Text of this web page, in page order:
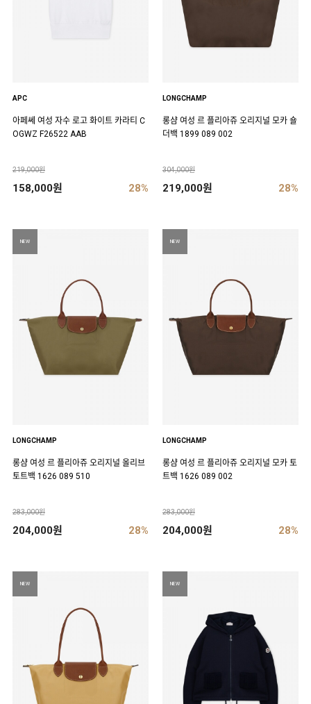
APC
아페쎄 여성 자수 로고 화이트 카라티 C
OGWZ F26522 AAB
219,000원
158,000원 28%
LONGCHAMP
롱샴 여성 르 플리아쥬 오리지널 모카 숄
더백 1899 089 002
304,000원
219,000원 28%
NEW
LONGCHAMP
롱샴 여성 르 플리아쥬 오리지널 올리브
토트백 1626 089 510
283,000원
204,000원 28%
NEW
LONGCHAMP
롱샴 여성 르 플리아쥬 오리지널 모카 토
트백 1626 089 002
283,000원
204,000원 28%
NEW NEW